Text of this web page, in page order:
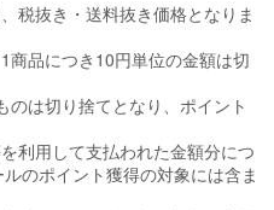
税抜き・送料抜き価格となりま
商品につき10円単位の金額は切
は切り捨てとなり、ポイント
利用して支払われた金額分につ
のポイント獲得の対象には含ま